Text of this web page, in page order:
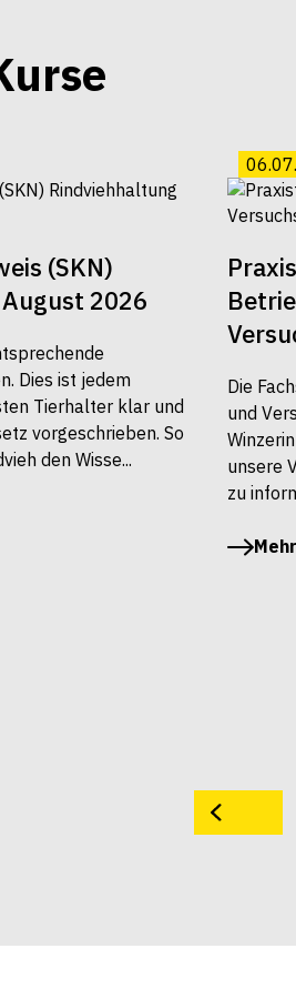
(SKN)
2026
Dies ist jedem
Tierhalter klar und
vorgeschrieben. So
den Wisse...
Die
und
unsere
zu